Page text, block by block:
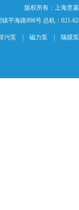
版权所有：上海意
平海路898号 总机：021-
污泵 磁力泵 隔膜泵